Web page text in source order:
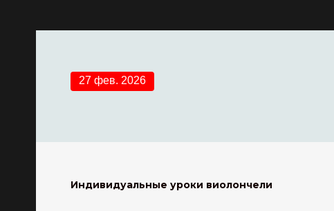
27 фев. 2026
Индивидуальные уроки виолончели